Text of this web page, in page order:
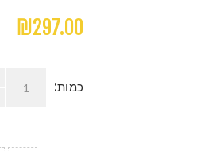
₪297.00
כמות: